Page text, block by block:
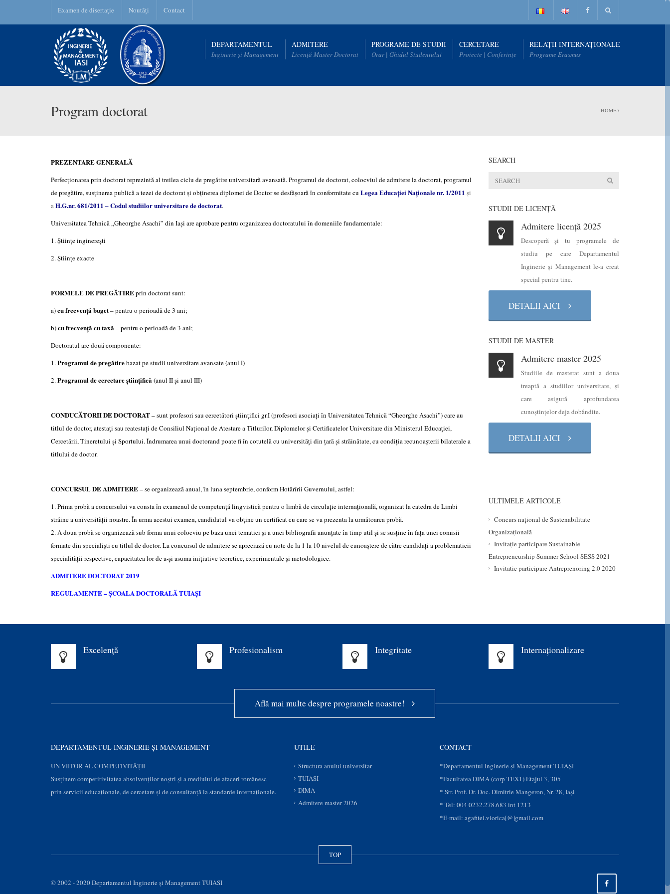
Examen de disertație Noutăți Contact
DEPARTAMENTUL
Inginerie și Management
ADMITERE
Licență Master Doctorat
PROGRAME DE STUDII
Orar | Ghidul Studentului
CERCETARE
Proiecte | Conferințe
RELAȚII INTERNAȚIONALE
Programe Erasmus
Program doctorat HOME \
PREZENTARE GENERALĂ
Perfecționarea prin doctorat reprezintă al treilea ciclu de pregătire universitară avansată. Programul de doctorat, colocviul de admitere la doctorat, programul
de pregătire, susținerea publică a tezei de doctorat și obținerea diplomei de Doctor se desfășoară în conformitate cu Legea Educației Naționale nr. 1/2011 și
aH.G.nr. 681/2011 – Codul studiilor universitare de doctorat.
Universitatea Tehnică „Gheorghe Asachi” din Iași are aprobare pentru organizarea doctoratului în domeniile fundamentale:
1. Științe inginerești
2. Științe exacte
FORMELE DE PREGĂTIREprin doctorat sunt:
a)cu frecvență buget– pentru o perioadă de 3 ani;
b)cu frecvență cu taxă– pentru o perioadă de 3 ani;
Doctoratul are două componente:
1.Programul de pregătirebazat pe studii universitare avansate (anul I)
2.Programul de cercetare științifică(anul II și anul III)
CONDUCĂTORII DE DOCTORAT– sunt profesori sau cercetători științifici gr.I (profesori asociați în Universitatea Tehnică “Gheorghe Asachi”) care au
titlul de doctor, atestați sau reatestați de Consiliul Național de Atestare a Titlurilor, Diplomelor și Certificatelor Universitare din Ministerul Educației,
Cercetării, Tineretului și Sportului. Îndrumarea unui doctorand poate fi în cotutelă cu universități din țară și străinătate, cu condiția recunoașterii bilaterale a
titlului de doctor.
CONCURSUL DE ADMITERE– se organizează anual, în luna septembrie, conform Hotărîrii Guvernului, astfel:
1. Prima probă a concursului va consta în examenul de competență lingvistică pentru o limbă de circulație internațională, organizat la catedra de Limbi
străine a universității noastre. În urma acestui examen, candidatul va obține un certificat cu care se va prezenta la următoarea probă.
2. A doua probă se organizează sub forma unui colocviu pe baza unei tematici și a unei bibliografii anunțate în timp util și se susține în fața unei comisii
formate din specialiști cu titlul de doctor. La concursul de admitere se apreciază cu note de la 1 la 10 nivelul de cunoaștere de către candidați a problematicii
specialității respective, capacitatea lor de a-și asuma inițiative teoretice, experimentale și metodologice.
ADMITERE DOCTORAT 2019
REGULAMENTE – ȘCOALA DOCTORALĂ TUIAȘI
SEARCH
STUDII DE LICENŢĂ
Admitere licență 2025
Descoperă şi tu programele de
studiu pe care Departamentul
Inginerie şi Management le-a creat
special pentru tine.
DETALII AICI
STUDII DE MASTER
Admitere master 2025
Studiile de masterat sunt a doua
treaptă a studiilor universitare, şi
care asigură aprofundarea
cunoştinţelor deja dobândite.
DETALII AICI
ULTIMELE ARTICOLE
Concurs național de Sustenabilitate
Organizațională
Invitație participare Sustainable
Entrepreneurship Summer School SESS 2021
Invitatie participare Antreprenoring 2.0 2020
Excelenţă Profesionalism Integritate Internaționalizare
Află mai multe despre programele noastre!
DEPARTAMENTUL INGINERIE ȘI MANAGEMENT
UN VIITOR AL COMPETIVITĂȚII
Susţinem competitivitatea absolvenților noștri și a mediului de afaceri românesc
prin servicii educaţionale, de cercetare şi de consultanţă la standarde internaționale.
UTILE
Structura anului universitar
TUIASI
DIMA
Admitere master 2026
CONTACT
*Departamentul Inginerie și Management TUIAȘI
*Facultatea DIMA (corp TEX1) Etajul 3, 305
* Str. Prof. Dr. Doc. Dimitrie Mangeron, Nr. 28, Iaşi
* Tel: 004 0232.278.683 int 1213
*E-mail: agafitei.viorica[@]gmail.com
TOP
© 2002 - 2020 Departamentul Inginerie şi Management TUIASI